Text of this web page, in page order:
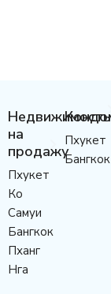
Недвижимость
на
продажу
Пхукет
Ко
Самуи
Бангкок
Пханг
Нга
Пхукет
Бангкок